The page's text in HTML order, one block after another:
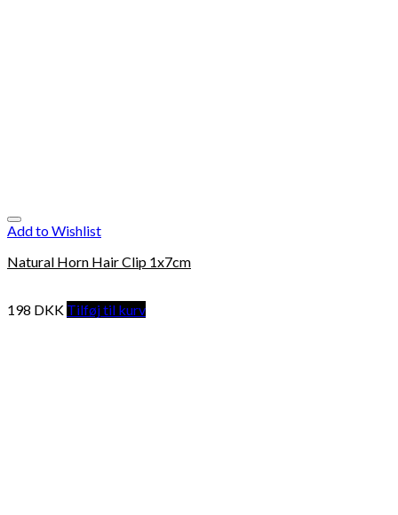
Add to Wishlist
Natural Horn Hair Clip 1x7cm
198 DKK Tilføj til kurv